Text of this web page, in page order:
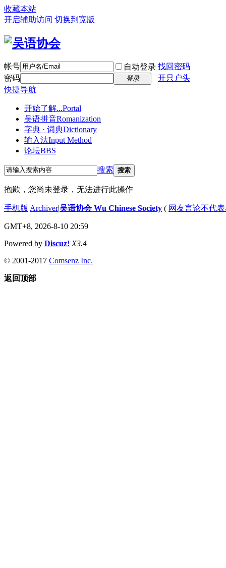
收藏本站
开启辅助访问 切换到宽版
帐号 自动登录 找回密码
密码
登录
开只户头
快捷导航
开始了解...Portal
吴语拼音Romanization
字典 · 词典Dictionary
输入法Input Method
论坛BBS
搜索 搜索
抱歉，您尚未登录，无法进行此操作
手机版|Archiver|吴语协会 Wu Chinese Society ( 网友言论不代
GMT+8, 2026-8-10 20:59
Powered by Discuz! X3.4
© 2001-2017 Comsenz Inc.
返回顶部